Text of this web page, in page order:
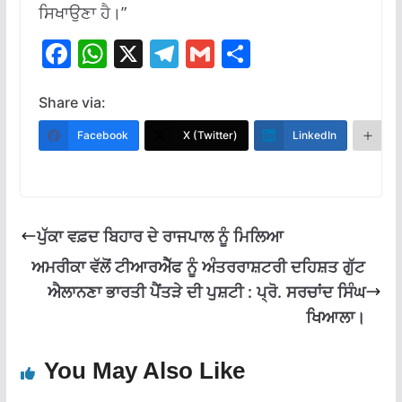
ਸਿਖਾਉਣਾ ਹੈ।”
F
e
b
k
W
at
s
p
X T
e
gr
G
ai
l
S
ar
e
Share via:
Facebook X (Twitter) LinkedIn
ਪੁੱਕਾ ਵਫ਼ਦ ਬਿਹਾਰ ਦੇ ਰਾਜਪਾਲ ਨੂੰ ਮਿਲਿਆ
ਅਮਰੀਕਾ ਵੱਲੋਂ ਟੀਆਰਐੱਫ ਨੂੰ ਅੰਤਰਰਾਸ਼ਟਰੀ ਦਹਿਸ਼ਤ ਗੁੱਟ
ਐਲਾਨਣਾ ਭਾਰਤੀ ਪੈਂਤੜੇ ਦੀ ਪੁਸ਼ਟੀ : ਪ੍ਰੋ. ਸਰਚਾਂਦ ਸਿੰਘ
ਖਿਆਲਾ।
You May Also Like